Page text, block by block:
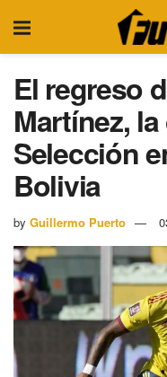
El regreso
Martínez,
Selección
Bolivia
by Guillermo Puerto